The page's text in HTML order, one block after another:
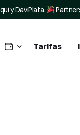
y DaviPlata.
Tarifas